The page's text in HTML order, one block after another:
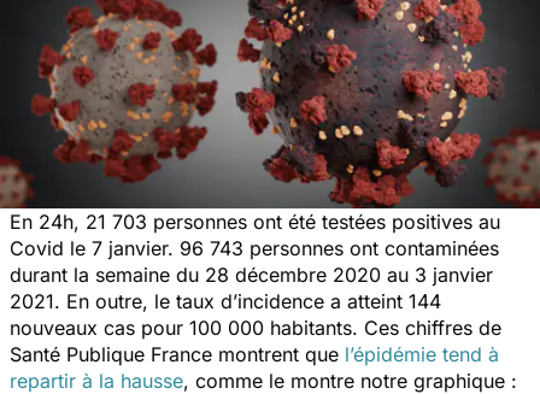
En 24h, 21 703 personnes ont été testées positives au
Covid le 7 janvier. 96 743 personnes ont contaminées
durant la semaine du 28 décembre 2020 au 3 janvier
2021. En outre, le taux d’incidence a atteint 144
nouveaux cas pour 100 000 habitants. Ces chiffres de
Santé Publique France montrent que l’épidémie tend à
repartir à la hausse, comme le montre notre graphique :